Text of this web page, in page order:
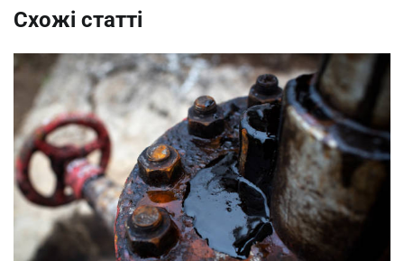
Схожі статті